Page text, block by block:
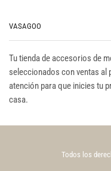
VASAGOO
Tu tienda de accesorios de
seleccionados con ventas al
atención para que inicies tu
casa.
Todos los